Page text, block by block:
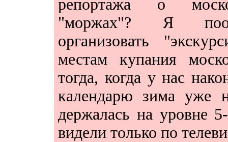
репортажа о
"моржах"? Я
организовать
местам купания
тогда, когда у нас
календарю зима уже
держалась на уровне
видели только по